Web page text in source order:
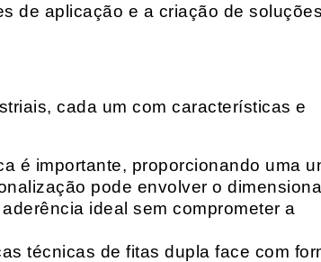
de aplicação e a criação de
cada um com características e
é importante, proporcionando uma
pode envolver o
ideal sem comprometer a
técnicas de fitas dupla face com